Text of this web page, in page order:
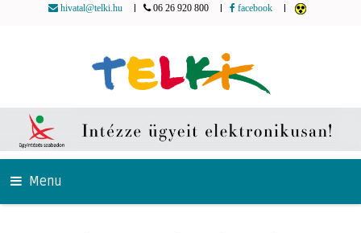
hivatal@telki.hu 06 26 920 800 facebook
Menu